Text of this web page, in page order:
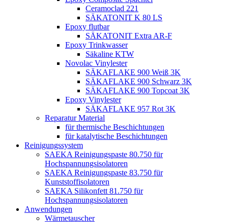
Ceramoclad 221
SÄKATONIT K 80 LS
Epoxy flutbar
SÄKATONIT Extra AR-F
Epoxy Trinkwasser
Säkaline KTW
Novolac Vinylester
SÄKAFLAKE 900 Weiß 3K
SÄKAFLAKE 900 Schwarz 3K
SÄKAFLAKE 900 Topcoat 3K
Epoxy Vinylester
SÄKAFLAKE 957 Rot 3K
Reparatur Material
für thermische Beschichtungen
für katalytische Beschichtungen
Reinigungssystem
SAEKA Reinigungspaste 80.750 für
Hochspannungsisolatoren
SAEKA Reinigungspaste 83.750 für
Kunststoffisolatoren
SAEKA Silikonfett 81.750 für
Hochspannungsisolatoren
Anwendungen
Wärmetauscher